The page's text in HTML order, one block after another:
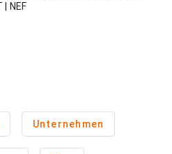
| NEF
Unternehmen